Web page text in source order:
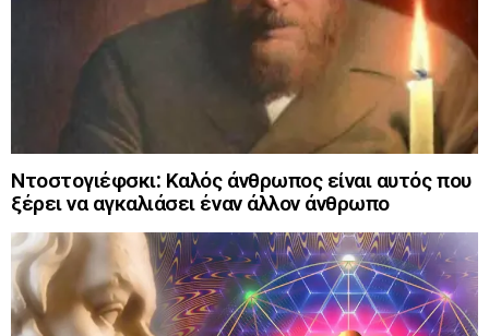
Ντοστογιέφσκι: Καλός άνθρωπος είναι αυτός που
ξέρει να αγκαλιάσει έναν άλλον άνθρωπο